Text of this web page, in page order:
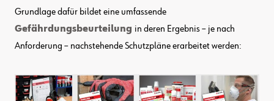
Grundlage dafür bildet eine umfassende
Gefährdungsbeurteilung in deren Ergebnis – je nach
Anforderung – nachstehende Schutzpläne erarbeitet werden: